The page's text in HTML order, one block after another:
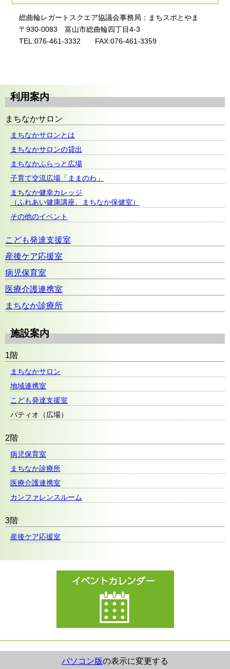
利用案内
まちなかサロン
まちなかサロンとは
まちなかサロンの貸出
まちなかふらっと広場
子育て交流広場「ままのわ」
まちなか健幸カレッジ
（ふれあい健康講座、まちなか保健室）
その他のイベント
こども発達支援室
産後ケア応援室
病児保育室
医療介護連携室
まちなか診療所
施設案内
1階
まちなかサロン
地域連携室
こども発達支援室
パティオ（広場）
2階
病児保育室
まちなか診療所
医療介護連携室
カンファレンスルーム
3階
産後ケア応援室
総曲輪レガートスクエア協議会事務局：まちスポとやま
〒930-0083 富山市総曲輪四丁目4-3
TEL:076-461-3332 FAX:076-461-3359
パソコン版の表示に変更する